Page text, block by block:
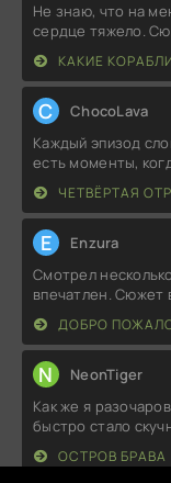
Не знаю, что на
сердце тяжело.
КАКИЕ
C ChocoLava
Каждый эпизод
есть моменты,
ЧЕТВЁРТАЯ
E Enzura
Смотрел
впечатлен. Сюжет
ДОБРО
N NeonTiger
Как же я
быстро стало
ОСТРОВ БРАВА